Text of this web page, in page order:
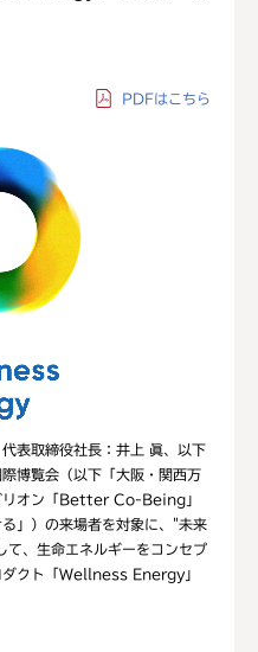
PDFはこちら
表取締役社長：井上 眞、以下
博覧会（以下「大阪・関西万
リオン「Better Co-Being」
」）の来場者を対象に、"未来
て、生命エネルギーをコンセプ
ダクト「Wellness Energy」